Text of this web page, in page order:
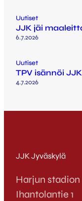
Uutiset
JJK jäi
6.7.2026
Uutiset
TPV isännöi
4.7.2026
JJK Jyväskylä
Harjun stadion
Ihantolantie 1